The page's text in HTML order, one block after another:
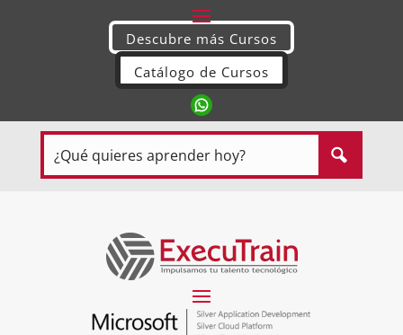
Descubre más Cursos
Catálogo de Cursos